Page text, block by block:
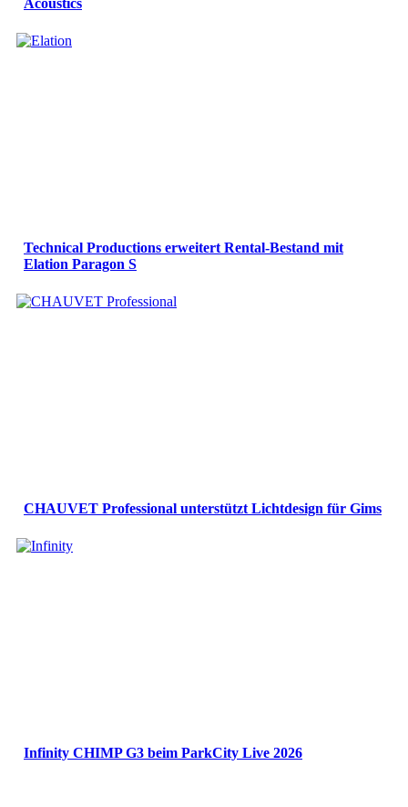
Technical Productions erweitert Rental-Bestand mit
Elation Paragon S
CHAUVET Professional unterstützt Lichtdesign für Gims
Infinity CHIMP G3 beim ParkCity Live 2026